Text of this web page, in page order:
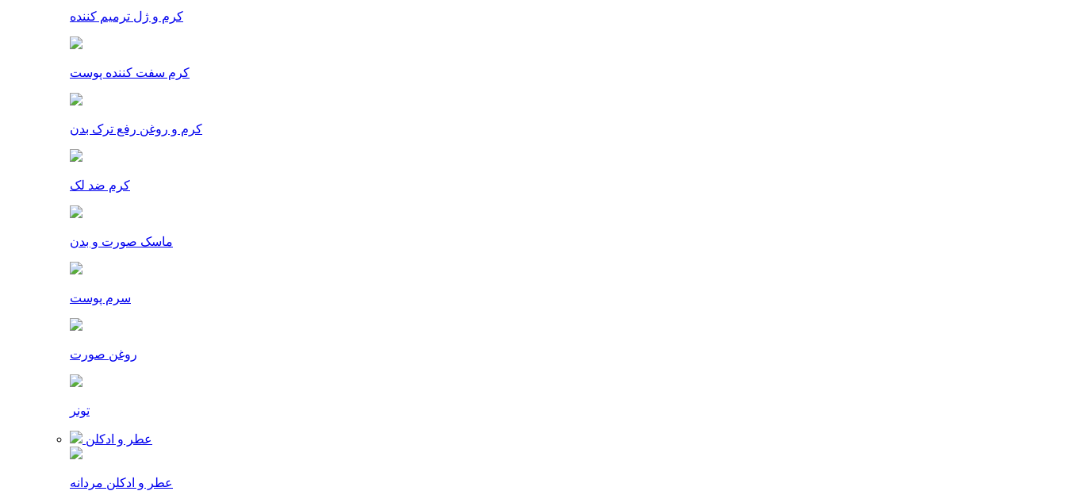
کرم و ژل ترمیم کننده
کرم سفت کننده پوست
کرم و روغن رفع ترک بدن
کرم ضد لک
ماسک صورت و بدن
سرم پوست
روغن صورت
تونر
عطر و ادکلن
عطر و ادکلن مردانه